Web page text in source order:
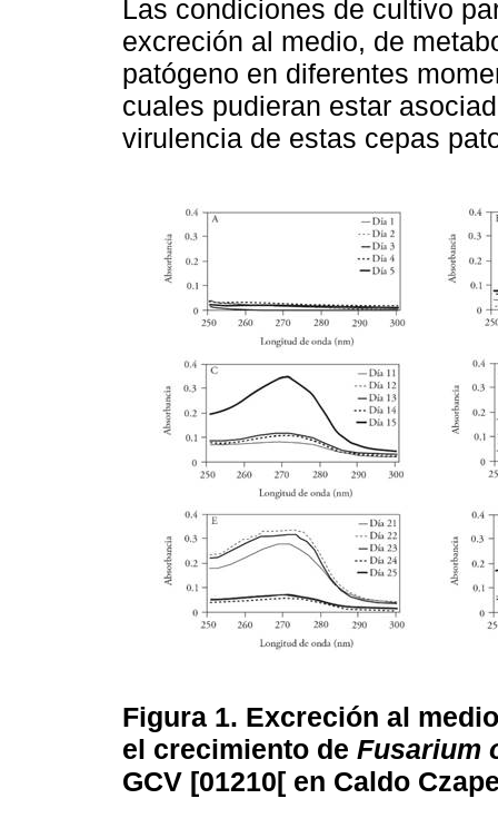
Las condiciones de cultivo
excreción al medio, de
patógeno en diferentes
cuales pudieran estar
virulencia de estas cepas
Figura 1. Excreción al
el crecimiento de Fusarium
GCV [01210[ en Caldo